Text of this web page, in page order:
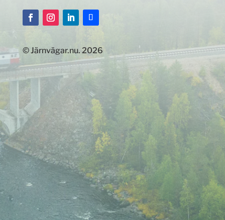
© Järnvägar.nu. 2026